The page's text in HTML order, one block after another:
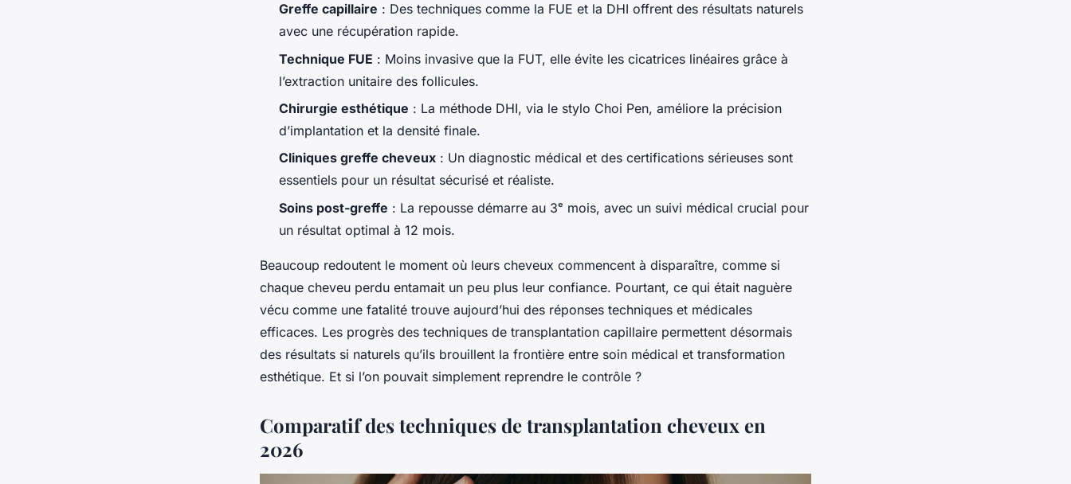
Greffe capillaire : Des techniques comme la FUE et la DHI offrent des résultats naturels
avec une récupération rapide.
Technique FUE : Moins invasive que la FUT, elle évite les cicatrices linéaires grâce à
l’extraction unitaire des follicules.
Chirurgie esthétique : La méthode DHI, via le stylo Choi Pen, améliore la précision
d’implantation et la densité finale.
Cliniques greffe cheveux : Un diagnostic médical et des certifications sérieuses sont
essentiels pour un résultat sécurisé et réaliste.
Soins post-greffe : La repousse démarre au 3ᵉ mois, avec un suivi médical crucial pour
un résultat optimal à 12 mois.
Beaucoup redoutent le moment où leurs cheveux commencent à disparaître, comme si
chaque cheveu perdu entamait un peu plus leur confiance. Pourtant, ce qui était naguère
vécu comme une fatalité trouve aujourd’hui des réponses techniques et médicales
efficaces. Les progrès des techniques de transplantation capillaire permettent désormais
des résultats si naturels qu’ils brouillent la frontière entre soin médical et transformation
esthétique. Et si l’on pouvait simplement reprendre le contrôle ?
Comparatif des techniques de transplantation cheveux en
2026